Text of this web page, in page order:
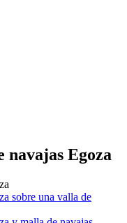
navajas Egoza